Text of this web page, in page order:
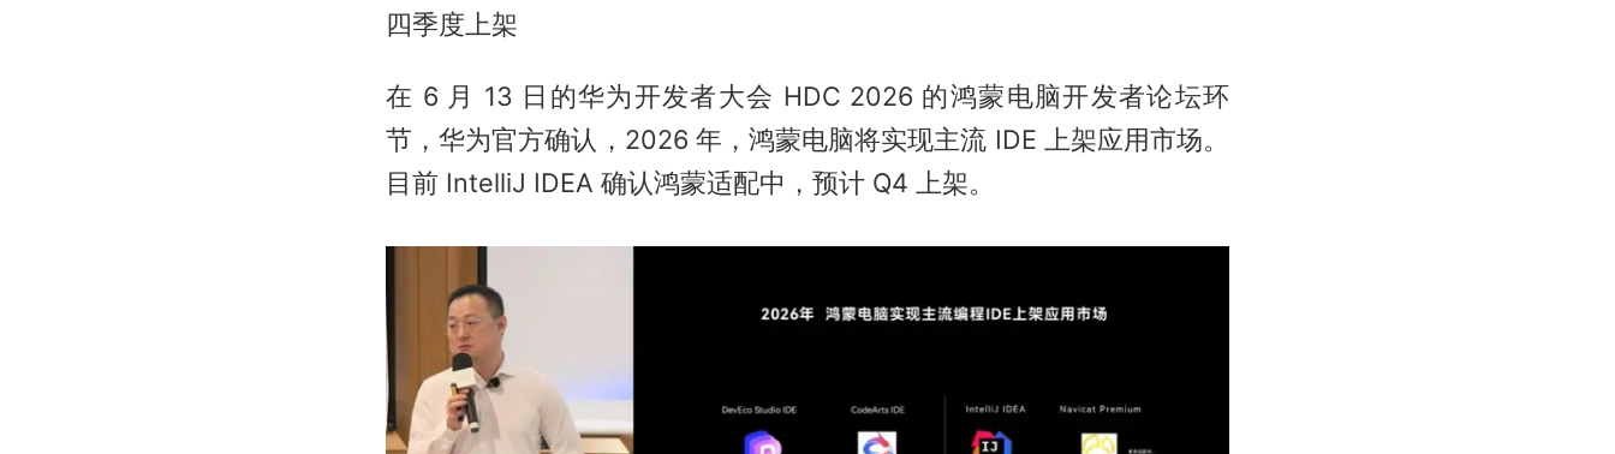
四季度上架
在 6 月 13 日的华为开发者大会 HDC 2026 的鸿蒙电脑开发者论坛环
节，华为官方确认，2026 年，鸿蒙电脑将实现主流 IDE 上架应用市场。
目前 IntelliJ IDEA 确认鸿蒙适配中，预计 Q4 上架。